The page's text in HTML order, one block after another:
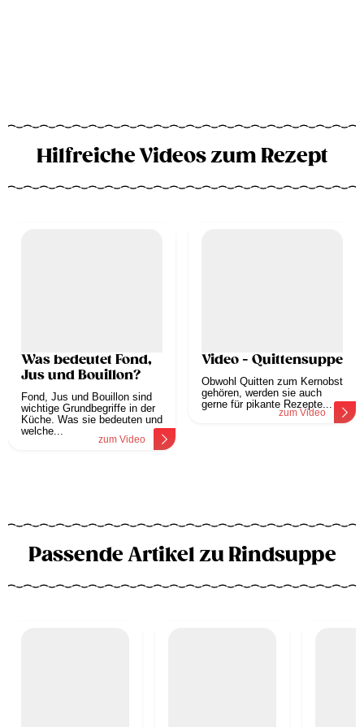
Hilfreiche Videos zum Rezept
Was bedeutet Fond,
Jus und Bouillon?
Fond, Jus und Bouillon sind
wichtige Grundbegriffe in der
Küche. Was sie bedeuten und
welche...
zum Video
Video - Quittensuppe
Obwohl Quitten zum Kernobst
gehören, werden sie auch
gerne für pikante Rezepte...
zum Video
Passende Artikel zu Rindsuppe